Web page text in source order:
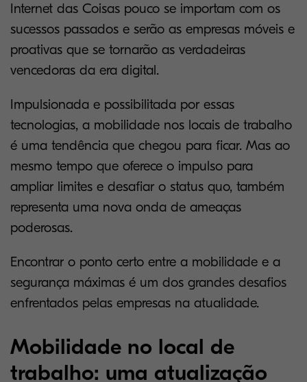
Internet das Coisas pouco se importam com os
sucessos passados e serão as empresas móveis e
proativas que se tornarão as verdadeiras
vencedoras da era digital.
Impulsionada e possibilitada por essas
tecnologias, a mobilidade nos locais de trabalho
é uma tendência que chegou para ficar. Mas ao
mesmo tempo que oferece o impulso para
ampliar limites e desafiar o status quo, também
representa uma nova onda de ameaças
poderosas.
Encontrar o ponto certo entre a mobilidade e a
segurança máximas é um dos grandes desafios
enfrentados pelas empresas na atualidade.
Mobilidade no local de
trabalho: uma atualização